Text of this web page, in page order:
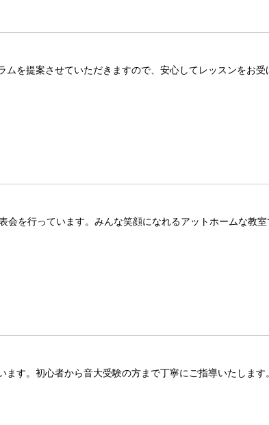
を提案させていただきますので、安心してレッスンをお受
会を行っています。みんな笑顔になれるアットホームな教
す。初心者から音大受験の方まで丁寧にご指導いたします